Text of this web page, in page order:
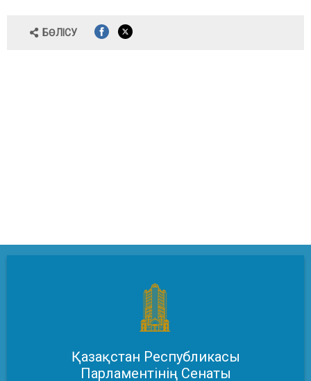
БӨЛІСУ
Қазақстан Республикасы
Парламентінің Сенаты